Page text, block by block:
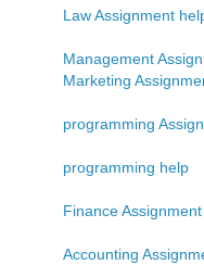
Law Assignment
Management
Marketing
programming
programming help
Finance
Accounting